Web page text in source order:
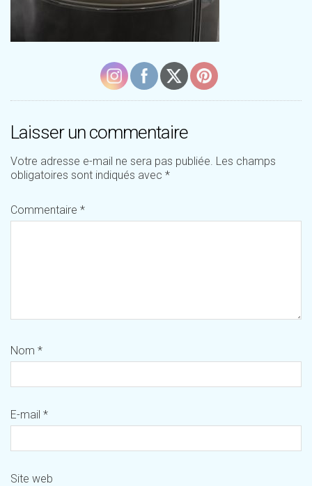
Laisser un commentaire
Votre adresse e-mail ne sera pas publiée. Les champs
obligatoires sont indiqués avec *
Commentaire *
Nom *
E-mail *
Site web